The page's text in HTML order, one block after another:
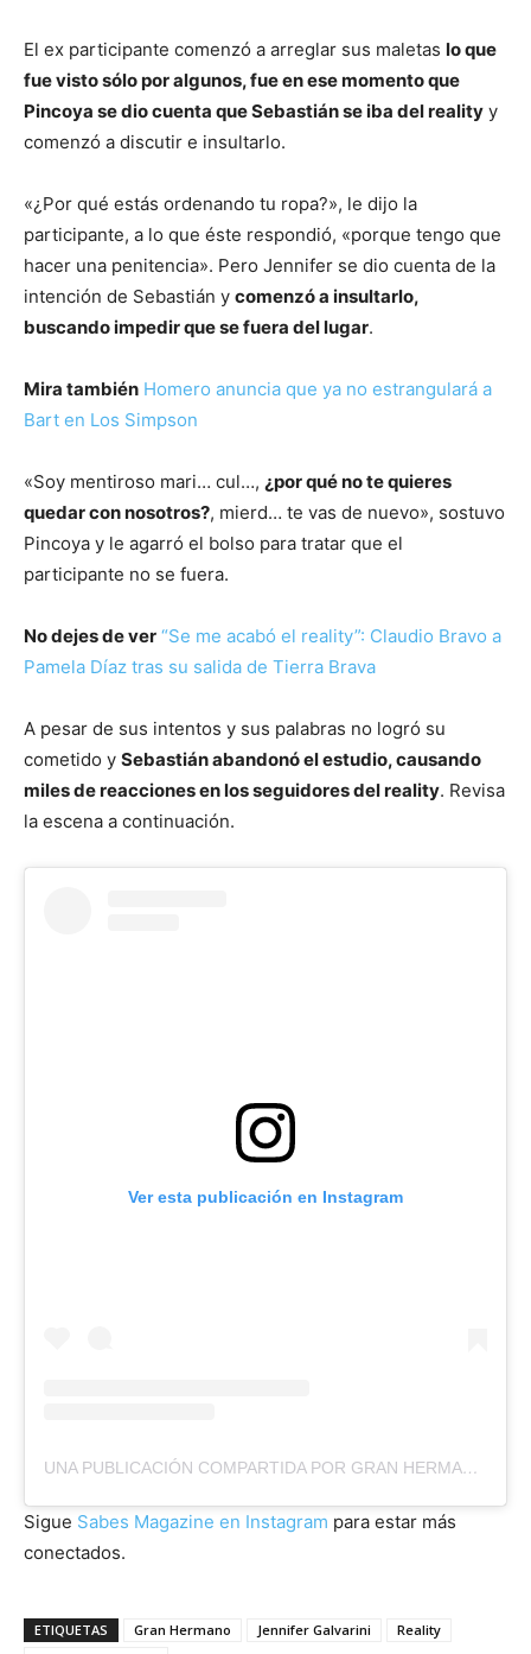
El ex participante comenzó a arreglar sus maletas lo que
fue visto sólo por algunos, fue en ese momento que
Pincoya se dio cuenta que Sebastián se iba del reality y
comenzó a discutir e insultarlo.
«¿Por qué estás ordenando tu ropa?», le dijo la
participante, a lo que éste respondió, «porque tengo que
hacer una penitencia». Pero Jennifer se dio cuenta de la
intención de Sebastián y comenzó a insultarlo,
buscando impedir que se fuera del lugar.
Mira también Homero anuncia que ya no estrangulará a
Bart en Los Simpson
«Soy mentiroso mari… cul…, ¿por qué no te quieres
quedar con nosotros?, mierd… te vas de nuevo», sostuvo
Pincoya y le agarró el bolso para tratar que el
participante no se fuera.
No dejes de ver “Se me acabó el reality”: Claudio Bravo a
Pamela Díaz tras su salida de Tierra Brava
A pesar de sus intentos y sus palabras no logró su
cometido y Sebastián abandonó el estudio, causando
miles de reacciones en los seguidores del reality. Revisa
la escena a continuación.
Ver esta publicación en Instagram
UNA PUBLICACIÓN COMPARTIDA POR GRAN HERMANO CHILEVISIÓN (@GRANHERMANOCL)
Sigue Sabes Magazine en Instagram para estar más
conectados.
ETIQUETAS Gran Hermano Jennifer Galvarini
Reality